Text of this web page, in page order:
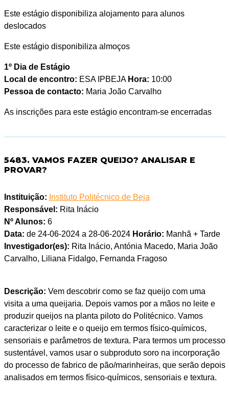
Este estágio disponibiliza alojamento para alunos
deslocados
Este estágio disponibiliza almoços
1º Dia de Estágio
Local de encontro: ESA IPBEJA Hora: 10:00
Pessoa de contacto: Maria João Carvalho
As inscrições para este estágio encontram-se encerradas
5483. VAMOS FAZER QUEIJO? ANALISAR E
PROVAR?
Instituição: Instituto Politécnico de Beja
Responsável: Rita Inácio
Nº Alunos: 6
Data: de 24-06-2024 a 28-06-2024 Horário: Manhã + Tarde
Investigador(es): Rita Inácio, Antónia Macedo, Maria João
Carvalho, Liliana Fidalgo, Fernanda Fragoso
Descrição: Vem descobrir como se faz queijo com uma
visita a uma queijaria. Depois vamos por a mãos no leite e
produzir queijos na planta piloto do Politécnico. Vamos
caracterizar o leite e o queijo em termos físico-químicos,
sensoriais e parâmetros de textura. Para termos um processo
sustentável, vamos usar o subproduto soro na incorporação
do processo de fabrico de pão/marinheiras, que serão depois
analisados em termos físico-químicos, sensoriais e textura.